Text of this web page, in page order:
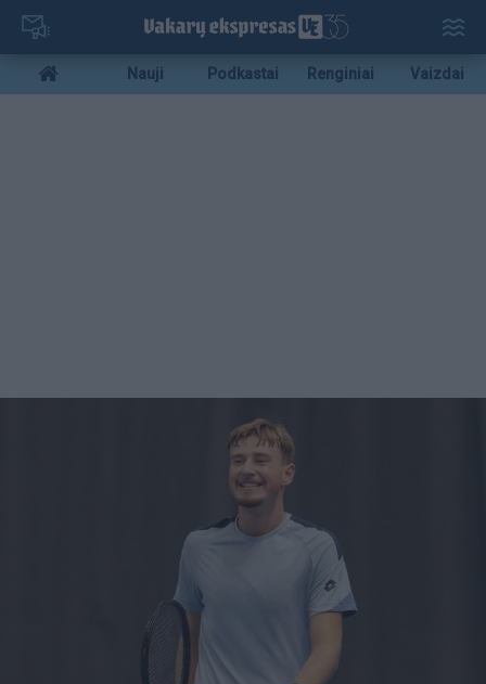
Pereiti
pagrindinį
turinį
Mobile
menu
Nauji Podkastai Renginiai Vaizdai